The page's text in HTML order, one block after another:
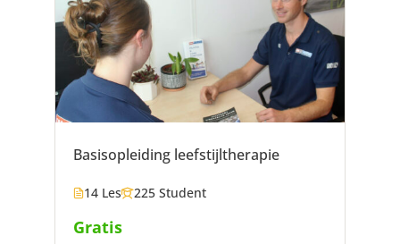
Basisopleiding leefstijltherapie
14 Les 225 Student
Gratis